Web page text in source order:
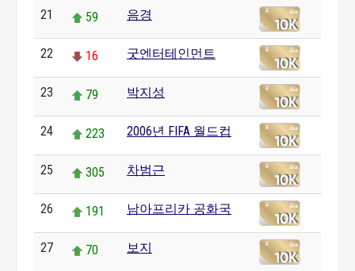
21 59 음경
22 16 굿엔터테인먼트
23 79 박지성
24 223 2006년 FIFA 월드컵
25 305 차범근
26 191 남아프리카 공화국
27 70 보지